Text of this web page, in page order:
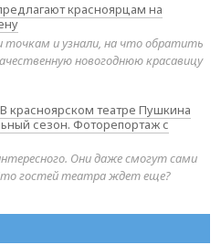
красноярцам на
точкам и узнали, на что обратить
новогоднюю красавицу
красноярском театре Пушкина
сезон. Фоторепортаж с
Они даже смогут сами
гостей театра ждет еще?